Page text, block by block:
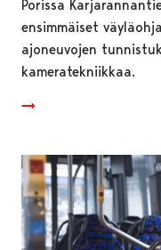
Porissa
ensimmäiset
ajoneuvojen
kameratekniikkaa.